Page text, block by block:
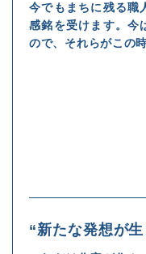
今でもまちに残る職
感銘を受けます。今
ので、それらがこの
“新たな発想が